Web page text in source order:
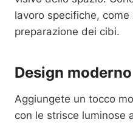
lavoro specifiche,
preparazione dei cibi.
Design moderno
Aggiungete un tocco
con le strisce luminose